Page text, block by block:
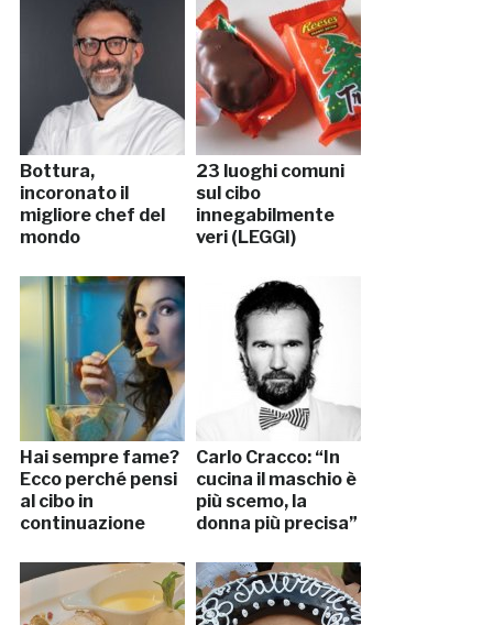
Bottura,
incoronato il
migliore chef del
mondo
23 luoghi comuni
sul cibo
innegabilmente
veri (LEGGI)
Hai sempre fame?
Ecco perché pensi
al cibo in
continuazione
Carlo Cracco: “In
cucina il maschio è
più scemo, la
donna più precisa”